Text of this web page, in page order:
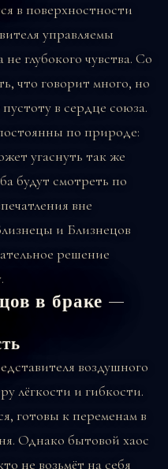
в поверхностности
управляемы
глубокого чувства. Со
что говорит много, но
в сердце союза.
по природе:
угаснуть так же
будут смотреть по
вне
и Близнецов
решение
в браке —
воздушного
лёгкости и гибкости.
готовы к переменам в
Однако бытовой хаос
не возьмёт на себя